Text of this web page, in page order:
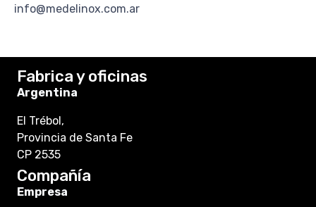
info@medelinox.com.ar
Fabrica y oficinas
Argentina
El Trébol,
Provincia de Santa Fe
CP 2535
Compañía
Empresa